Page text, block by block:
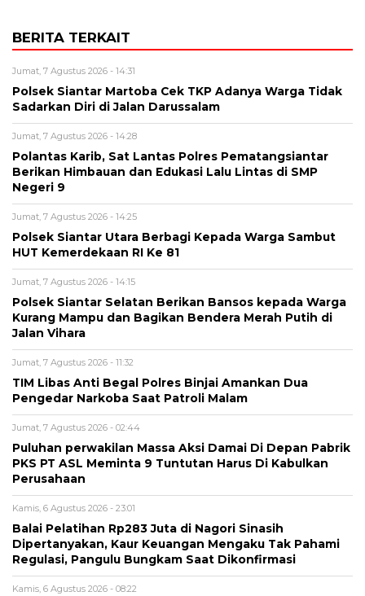
BERITA TERKAIT
Jumat, 7 Agustus 2026 - 14:31
Polsek Siantar Martoba Cek TKP Adanya Warga Tidak
Sadarkan Diri di Jalan Darussalam
Jumat, 7 Agustus 2026 - 14:28
Polantas Karib, Sat Lantas Polres Pematangsiantar
Berikan Himbauan dan Edukasi Lalu Lintas di SMP
Negeri 9
Jumat, 7 Agustus 2026 - 14:25
Polsek Siantar Utara Berbagi Kepada Warga Sambut
HUT Kemerdekaan RI Ke 81
Jumat, 7 Agustus 2026 - 14:15
Polsek Siantar Selatan Berikan Bansos kepada Warga
Kurang Mampu dan Bagikan Bendera Merah Putih di
Jalan Vihara
Jumat, 7 Agustus 2026 - 11:32
TIM Libas Anti Begal Polres Binjai Amankan Dua
Pengedar Narkoba Saat Patroli Malam
Jumat, 7 Agustus 2026 - 02:44
Puluhan perwakilan Massa Aksi Damai Di Depan Pabrik
PKS PT ASL Meminta 9 Tuntutan Harus Di Kabulkan
Perusahaan
Kamis, 6 Agustus 2026 - 23:01
Balai Pelatihan Rp283 Juta di Nagori Sinasih
Dipertanyakan, Kaur Keuangan Mengaku Tak Pahami
Regulasi, Pangulu Bungkam Saat Dikonfirmasi
Kamis, 6 Agustus 2026 - 08:22